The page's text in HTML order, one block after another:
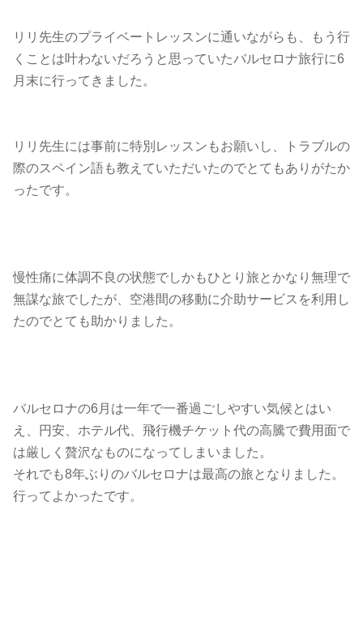
リリ先生のプライベートレッスンに通いながらも、もう行
くことは叶わないだろうと思っていたバルセロナ旅行に6
月末に行ってきました。
リリ先生には事前に特別レッスンもお願いし、トラブルの
際のスペイン語も教えていただいたのでとてもありがたか
ったです。
慢性痛に体調不良の状態でしかもひとり旅とかなり無理で
無謀な旅でしたが、空港間の移動に介助サービスを利用し
たのでとても助かりました。
バルセロナの6月は一年で一番過ごしやすい気候とはい
え、円安、ホテル代、飛行機チケット代の高騰で費用面で
は厳しく贅沢なものになってしまいました。
それでも8年ぶりのバルセロナは最高の旅となりました。
行ってよかったです。